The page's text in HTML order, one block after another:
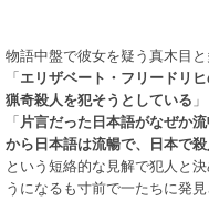
物語中盤で彼女を疑う真木目と
「エリザベート・フリードリ
猟奇殺人を犯そうとしている 」
「片言だった日本語がなぜか
から日本語は流暢で、日本で
という短絡的な見解で犯人と
うになるも寸前で一たちに発見